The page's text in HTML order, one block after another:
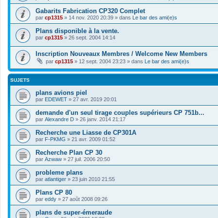
Gabarits Fabrication CP320 Complet
par cp1315 » 14 nov. 2020 20:39 » dans Le bar des ami(e)s
Plans disponible à la vente.
par cp1315 » 26 sept. 2004 14:14
Inscription Nouveaux Membres / Welcome New Members
par cp1315 » 12 sept. 2004 23:23 » dans Le bar des ami(e)s
SUJETS
plans avions piel
par EDEWET » 27 avr. 2019 20:01
demande d'un seul tirage couples supérieurs CP 751b...
par Alexandre D » 26 janv. 2014 21:17
Recherche une Liasse de CP301A
par F-PKMG » 21 avr. 2009 01:52
Recherche Plan CP 30
par Azwaw » 27 juil. 2006 20:50
probleme plans
par atlantiger » 23 juin 2010 21:55
Plans CP 80
par eddy » 27 août 2008 09:26
plans de super-émeraude